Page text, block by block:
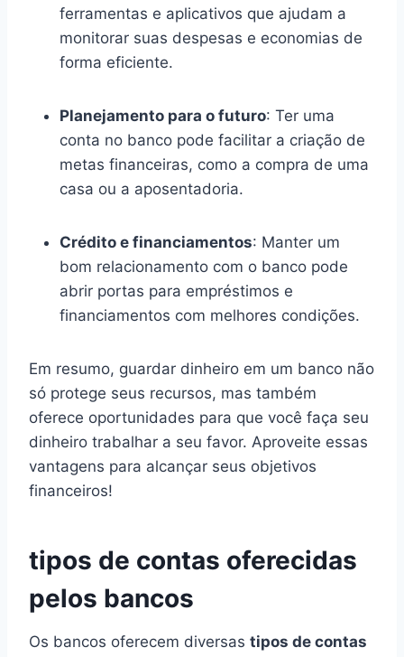
ferramentas e aplicativos que ajudam a
monitorar suas despesas e economias de
forma eficiente.
Planejamento para o futuro: Ter uma
conta no banco pode facilitar a criação de
metas financeiras, como a compra de uma
casa ou a aposentadoria.
Crédito e financiamentos: Manter um
bom relacionamento com o banco pode
abrir portas para empréstimos e
financiamentos com melhores condições.
Em resumo, guardar dinheiro em um banco não
só protege seus recursos, mas também
oferece oportunidades para que você faça seu
dinheiro trabalhar a seu favor. Aproveite essas
vantagens para alcançar seus objetivos
financeiros!
tipos de contas oferecidas
pelos bancos
Os bancos oferecem diversas tipos de contas